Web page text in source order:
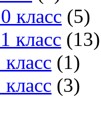
класс (5)
класс (13)
(1)
(3)